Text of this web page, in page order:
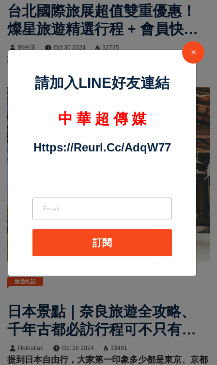
台北國際旅展超值雙重優惠！
燦星旅遊精選行程 + 會員快閃
折扣限時開搶
劉光澤 Oct 30 2024 32735
記者蘇旋/報導 彪網媒 中華超傳媒
旅遊札記
日本景點｜奈良旅遊全攻略、
千年古都必訪行程可不只有餵
鹿lifetoutiao Oct 28 2024 33491
提到日本自由行，大家第一印象多少都是東京、京都
×
請加入LINE好友連結
中 華 超 傳 媒
Https://reurl.cc/adqW77
訂閱